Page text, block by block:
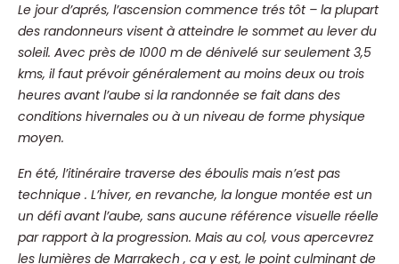
Le jour d’aprés, l’ascension commence trés tôt – la plupart
des randonneurs visent à atteindre le sommet au lever du
soleil. Avec près de 1000 m de dénivelé sur seulement 3,5
kms, il faut prévoir généralement au moins deux ou trois
heures avant l’aube si la randonnée se fait dans des
conditions hivernales ou à un niveau de forme physique
moyen.
En été, l’itinéraire traverse des éboulis mais n’est pas
technique . L’hiver, en revanche, la longue montée est un
un défi avant l’aube, sans aucune référence visuelle réelle
par rapport à la progression. Mais au col, vous apercevrez
les lumières de Marrakech , ca y est, le point culminant de